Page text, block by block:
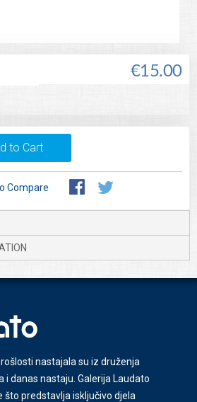
€15.00
to Cart
Compare
nastajala su iz druženja
i danas nastaju. Galerija Laudato
što predstavlja isključivo djela